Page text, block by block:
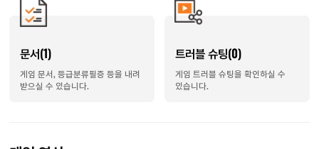
문서(1)
게임 문서, 등급분류필증 등을 내려
받으실 수 있습니다.
트러블 슈팅(0)
게임 트러블 슈팅을 확인하실 수
있습니다.